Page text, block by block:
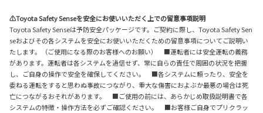
⚠Toyota Safety Senseを安全にお使いいただく上での留意事項説明
Toyota Safety Senseは予防安全パッケージです。ご契約に際し、Toyota Safety Sen
seおよびその各システムを安全にお使いいただくための留意事項についてご説明い
たします。（ご使用になる際のお客様へのお願い） ■運転者には安全運転の義務
があります。運転者は各システムを過信せず、常に自らの責任で周囲の状況を把握
し、ご自身の操作で安全を確保してください。 ■各システムに頼ったり、安全を
委ねる運転をすると思わぬ事故につながり、重大な傷害におよぶか最悪の場合は死
亡につながるおそれがあります。 ■ご使用の前には、あらかじめ取扱説明書で各
システムの特徴・操作方法を必ずご確認ください。 ■お客様ご自身でプリクラッ